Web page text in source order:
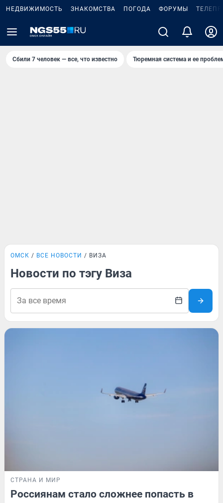
НЕДВИЖИМОСТЬ ЗНАКОМСТВА ПОГОДА ФОРУМЫ
Сбили 7 человек — все, что известно Тюремная система и ее
ОМСК ВСЕ НОВОСТИ ВИЗА
Новости по тэгу Виза
СТРАНА И МИР
Россиянам стало сложнее попасть в